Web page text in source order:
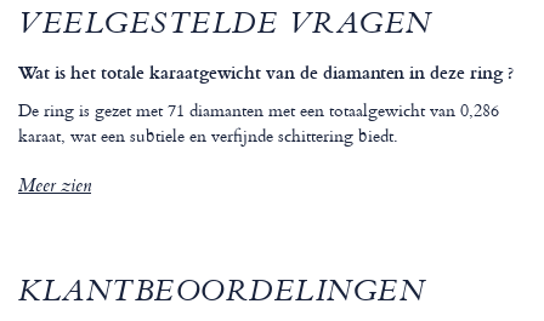
VEELGESTELDE VRAGEN
Wat is het totale karaatgewicht van de diamanten in deze ring ?
De ring is gezet met 71 diamanten met een totaalgewicht van 0,286
karaat, wat een subtiele en verfijnde schittering biedt.
Meer zien
KLANTBEOORDELINGEN